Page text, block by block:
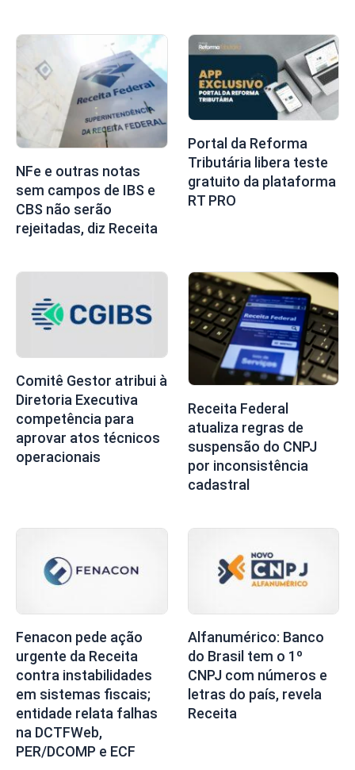
NFe e outras notas
sem campos de IBS e
CBS não serão
rejeitadas, diz Receita
Portal da Reforma
Tributária libera teste
gratuito da plataforma
RT PRO
Comitê Gestor atribui à
Diretoria Executiva
competência para
aprovar atos técnicos
operacionais
Receita Federal
atualiza regras de
suspensão do CNPJ
por inconsistência
cadastral
Fenacon pede ação
urgente da Receita
contra instabilidades
em sistemas fiscais;
entidade relata falhas
na DCTFWeb,
PER/DCOMP e ECF
Alfanumérico: Banco
do Brasil tem o 1º
CNPJ com números e
letras do país, revela
Receita